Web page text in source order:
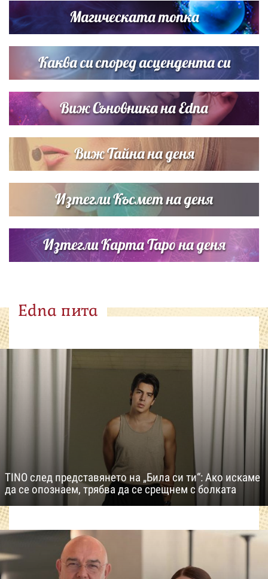
Дъщерята на Тодор Батков вдигна сватба, Стоичков и
Братя Аргирови я изненадаха с песен
Магическата топка
Каква си според асцендента си
Виж Съновника на Edna
Виж Тайна на деня
Изтегли Късмет на деня
Изтегли Карта Таро на деня
Edna пита
TINO след представянето на „Била си ти“: Ако искаме
да се опознаем, трябва да се срещнем с болката